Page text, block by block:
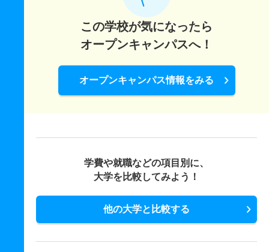
この学校が気になったら
オープンキャンパスへ！
オープンキャンパス情報をみる
学費や就職などの項目別に、
大学を比較してみよう！
他の大学と比較する